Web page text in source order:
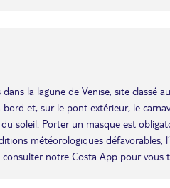
la lagune de Venise, site classé
et, sur le pont extérieur, le
soleil. Porter un masque est
météorologiques défavorables,
notre Costa App pour vous